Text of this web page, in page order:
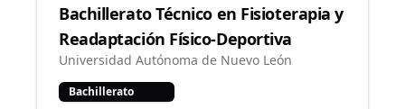
con calidad, seguridad, capacidad de gestión,
respeto, mediación, innovación y
responsabilidad social.
Bachillerato Técnico en Fisioterapia y
Readaptación Físico-Deportiva
Universidad Autónoma de Nuevo León
Bachillerato